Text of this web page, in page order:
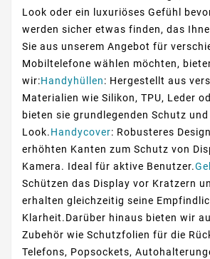
Look oder ein luxuriöses Gefühl
werden sicher etwas finden, das
Sie aus unserem Angebot für
Mobiltelefone wählen möchten,
wir:Handyhüllen: Hergestellt aus
Materialien wie Silikon, TPU, Leder
bieten sie grundlegenden Schutz
Look.Handycover: Robusteres
erhöhten Kanten zum Schutz von
Kamera. Ideal für aktive Benutzer.
Schützen das Display vor Kratzern
erhalten gleichzeitig seine
Klarheit.Darüber hinaus bieten wir
Zubehör wie Schutzfolien für die
Telefons, Popsockets,